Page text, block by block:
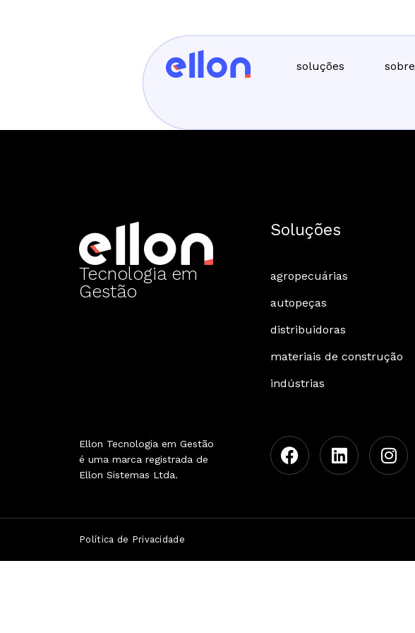
soluções sobre
Tecnologia em
Gestão
Soluções
agropecuárias
autopeças
distribuidoras
materiais de construção
indústrias
Ellon Tecnologia em Gestão
é uma marca registrada de
Ellon Sistemas Ltda.
Política de Privacidade